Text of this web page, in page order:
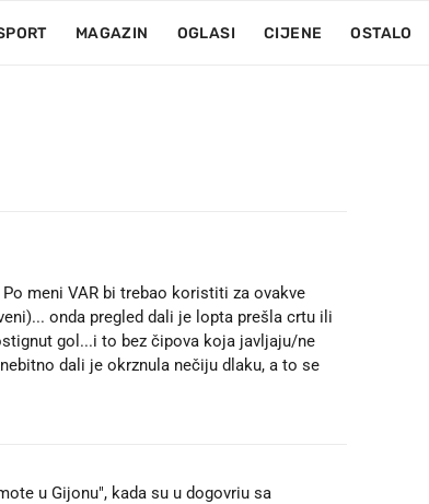
MAGAZIN OGLASI CIJENE OSTALO
meni VAR bi trebao koristiti za ovakve
onda pregled dali je lopta prešla crtu ili
gol...i to bez čipova koja javljaju/ne
dali je okrznula nečiju dlaku, a to se
u Gijonu", kada su u dogovriu sa